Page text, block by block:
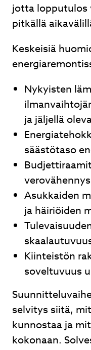
jotta lopputulos
pitkällä
Keskeisiä
Nykyisten
ja jäljellä
säästötaso
Asukkaiden
ja häiriöiden
Kiinteistön
soveltuvuus
selvitys siitä,
kunnostaa ja
kokonaan.